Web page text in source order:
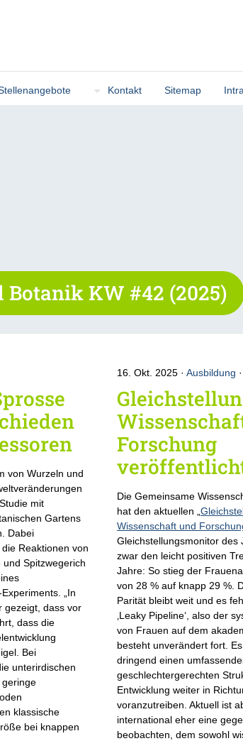
Kontakt Sitemap
KW #42 (2025)
von Wurzeln und
mit
Gartens
Dabei
Reaktionen von
und Spitzwegerich
„In
gezeigt, dass vor
dass die
Bei
unterirdischen
geringe
klassische
bei knappen
16. Okt. 2025 Ausbildung ·
Forschung
Die Gemeinsame
hat den aktuellen „
Wissenschaft und
Gleichstellungsmonitor des
zwar den leicht positiven
Jahre: So stieg der
von 28 % auf knapp 29 %.
Parität bleibt weit und es
‚Leaky Pipeline‘, also der
von Frauen auf dem
besteht unverändert fort.
dringend einen
geschlechtergerechten
Entwicklung weiter in
voranzutreiben. Aktuell ist
international eher eine
beobachten, dem sowohl